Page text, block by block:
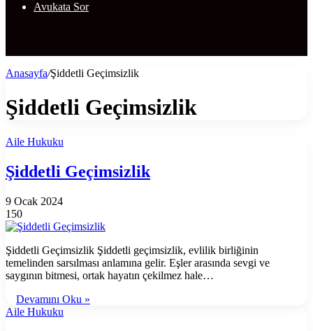
Avukata Sor
Anasayfa/Şiddetli Geçimsizlik
Şiddetli Geçimsizlik
Aile Hukuku
Şiddetli Geçimsizlik
9 Ocak 2024
150
Şiddetli Geçimsizlik Şiddetli geçimsizlik, evlilik birliğinin
temelinden sarsılması anlamına gelir. Eşler arasında sevgi ve
saygının bitmesi, ortak hayatın çekilmez hale…
Devamını Oku »
Aile Hukuku